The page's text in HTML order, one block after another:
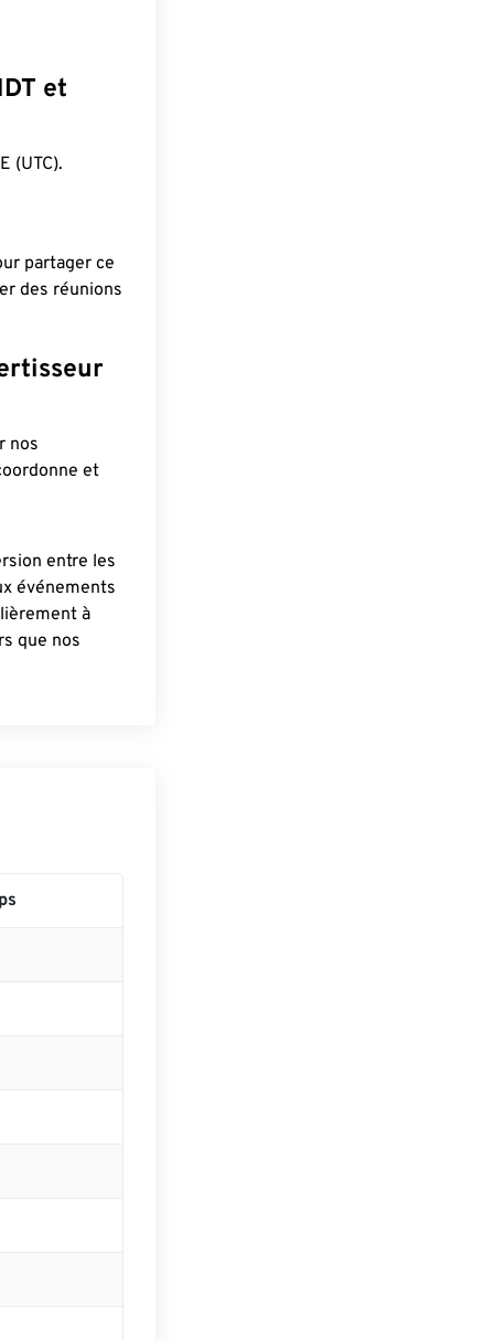
et
(UTC).
partager ce
des réunions
nos
et
entre les
événements
à
que nos